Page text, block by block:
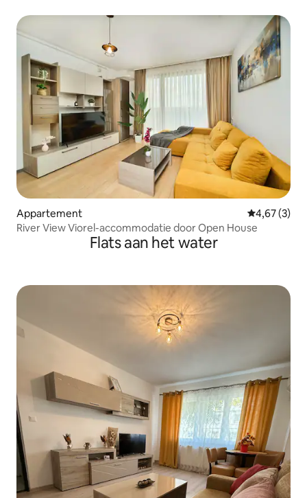
Appartement
4,67 (3)
River View Viorel-accommodatie door Open House
Flats aan het water